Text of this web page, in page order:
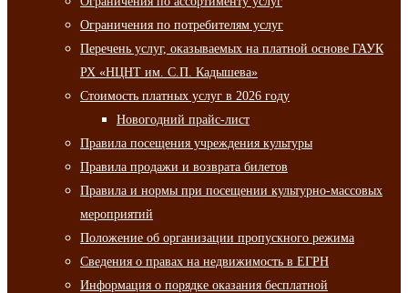
Ограничения по потребителям услуг
Перечень услуг, оказываемых на платной основе ГАУК
РХ «НЦНТ им. С.П. Кадышева»
Стоимость платных услуг в 2026 году
Новогодний прайс-лист
Правила посещения учреждения культуры
Правила продажи и возврата билетов
Правила и нормы при посещении культурно-массовых
мероприятий
Положение об организации пропускного режима
Сведения о правах на недвижимость в ЕГРН
Информация о порядке оказания бесплатной